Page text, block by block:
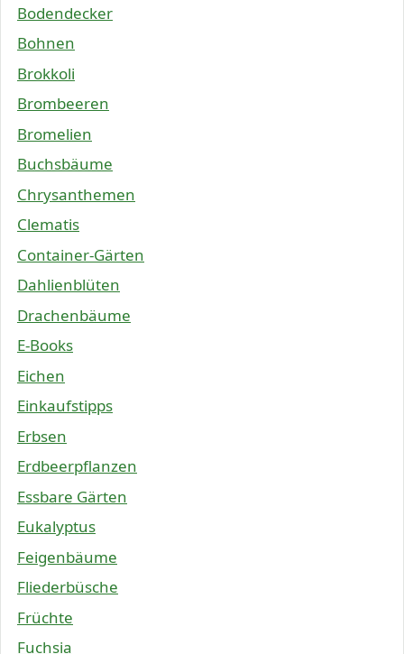
Bodendecker
Bohnen
Brokkoli
Brombeeren
Bromelien
Buchsbäume
Chrysanthemen
Clematis
Container-Gärten
Dahlienblüten
Drachenbäume
E-Books
Eichen
Einkaufstipps
Erbsen
Erdbeerpflanzen
Essbare Gärten
Eukalyptus
Feigenbäume
Fliederbüsche
Früchte
Fuchsia